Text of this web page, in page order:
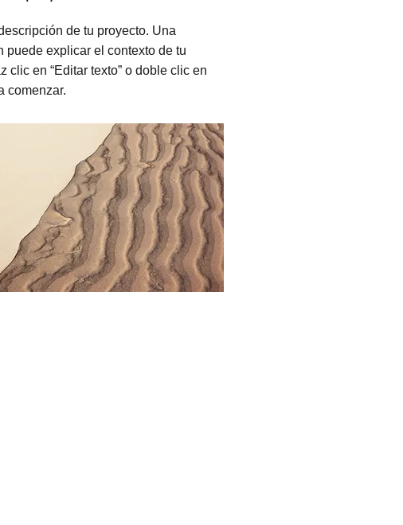
de tu proyecto. Una
puede explicar el contexto de tu
clic en “Editar texto” o doble clic en
comenzar.